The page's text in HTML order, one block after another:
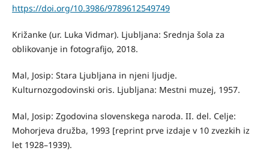
https://doi.org/10.3986/9789612549749
Križanke (ur. Luka Vidmar). Ljubljana: Srednja šola za
oblikovanje in fotografijo, 2018.
Mal, Josip: Stara Ljubljana in njeni ljudje.
Kulturnozgodovinski oris. Ljubljana: Mestni muzej, 1957.
Mal, Josip: Zgodovina slovenskega naroda. II. del. Celje:
Mohorjeva družba, 1993 [reprint prve izdaje v 10 zvezkih iz
let 1928–1939).